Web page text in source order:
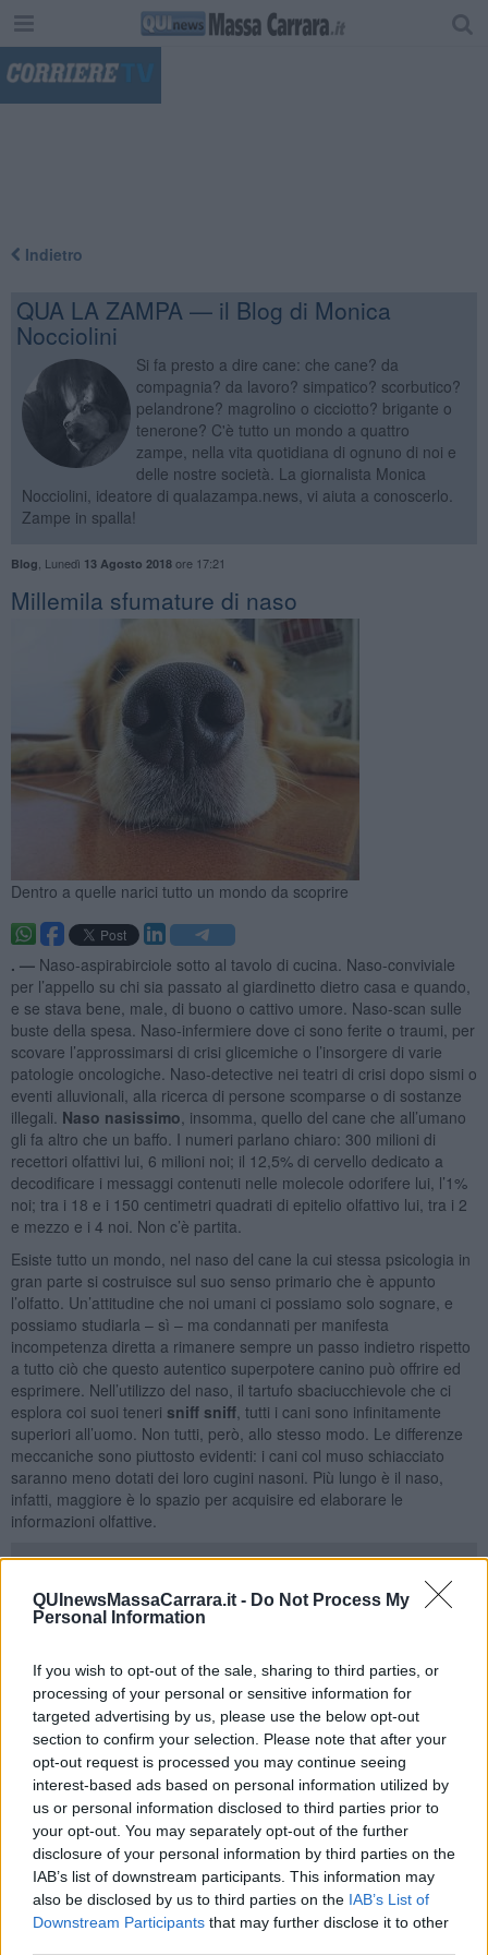
QUInewsMassaCarrara.it - Do Not Process My
Personal Information
If you wish to opt-out of the sale, sharing to third parties, or
processing of your personal or sensitive information for
targeted advertising by us, please use the below opt-out
section to confirm your selection. Please note that after your
opt-out request is processed you may continue seeing
interest-based ads based on personal information utilized by
us or personal information disclosed to third parties prior to
your opt-out. You may separately opt-out of the further
disclosure of your personal information by third parties on the
IAB’s list of downstream participants. This information may
also be disclosed by us to third parties on the IAB’s List of
Downstream Participants that may further disclose it to other
Indietro
QUA LA ZAMPA — il Blog di Monica
Nocciolini
Si fa presto a dire cane: che cane? da
compagnia? da lavoro? simpatico? scorbutico?
pelandrone? magrolino o cicciotto? brigante o
tenerone? C'è tutto un mondo a quattro
zampe, nella vita quotidiana di ognuno di noi e
delle nostre società. La giornalista Monica
Nocciolini, ideatore di qualazampa.news, vi aiuta a conoscerlo.
Zampe in spalla!
Blog Lunedì 13 Agosto 2018ore 17:21
​Millemila sfumature di naso
Dentro a quelle narici tutto un mondo da scoprire
. — Naso-aspirabirciole sotto al tavolo di cucina. Naso-conviviale
per l’appello su chi sia passato al giardinetto dietro casa e quando,
e se stava bene, male, di buono o cattivo umore. Naso-scan sulle
buste della spesa. Naso-infermiere dove ci sono ferite o traumi, per
scovare l’approssimarsi di crisi glicemiche o l’insorgere di varie
patologie oncologiche. Naso-detective nei teatri di crisi dopo sismi o
eventi alluvionali, alla ricerca di persone scomparse o di sostanze
illegali. Naso nasissimo , insomma, quello del cane che all’umano
gli fa altro che un baffo. I numeri parlano chiaro: 300 milioni di
recettori olfattivi lui, 6 milioni noi; il 12,5% di cervello dedicato a
decodificare i messaggi contenuti nelle molecole odorifere lui, l’1%
noi; tra i 18 e i 150 centimetri quadrati di epitelio olfattivo lui, tra i 2
e mezzo e i 4 noi. Non c’è partita.
Esiste tutto un mondo, nel naso del cane la cui stessa psicologia in
gran parte si costruisce sul suo senso primario che è appunto
l’olfatto. Un’attitudine che noi umani ci possiamo solo sognare, e
possiamo studiarla – sì – ma condannati per manifesta
incompetenza diretta a rimanere sempre un passo indietro rispetto
a tutto ciò che questo autentico superpotere canino può offrire ed
esprimere. Nell’utilizzo del naso, il tartufo sbaciucchievole che ci
esplora coi suoi teneri sniff sniff, tutti i cani sono infinitamente
superiori all’uomo. Non tutti, però, allo stesso modo. Le differenze
meccaniche sono piuttosto evidenti: i cani col muso schiacciato
saranno meno dotati dei loro cugini nasoni. Più lungo è il naso,
infatti, maggiore è lo spazio per acquisire ed elaborare le
informazioni olfattive.
Ma anche tra i cani nasuti ci sono differenze. Aspira a pieni polmoni
cane a
‘teleolfatto’( Teleosofron
). Un pointer, ad esempio, o
comunque i cani le cui canne nasali sono dritte o con deliziosa
incurvatura ‘alla francese’. In tutta quell’aria che inala sono
contenute microparticelle odorose che lo condurranno, attraverso
un cono impalpabile, fino all’oggetto della ricerca sia esso preda di
caccia o altro target.
Mette le narici a terra e non le rialza più a costo di inciampare con
comici ruzzoloni? Ecco a voi il cane a‘megaolfatto’(Microsfron
che scandaglia piste a terra con inalazioni brevi e rapide utilizzando
il naso come una specie di microscopio dell’invisibile agli occhi.
Questi cani, il cui emblema è quel segugio di Sant’Uberto o
bloodhound noto come icona dei cani molecolari, avranno spesso
orecchie lunghe lunghissime. Perché? Perché durante il percorso